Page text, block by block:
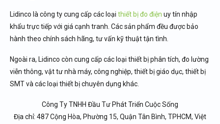
Lidinco là công ty cung cấp các loại thiết bị đo điện uy tín nhập
khẩu trực tiếp với giá cạnh tranh. Các sản phẩm đều được bảo
hành theo chính sách hãng, tư vấn kỹ thuật tận tình.
Ngoài ra, Lidinco còn cung cấp các loại thiết bị phân tích, đo lường
viễn thông, vật tư nhà máy, công nghiệp, thiết bị giáo dục, thiết bị
SMT và các loại thiết bị chuyên dụng khác.
Công Ty TNHH Đầu Tư Phát Triển Cuộc Sống
Địa chỉ: 487 Cộng Hòa, Phường 15, Quận Tân Bình, TPHCM, Việt